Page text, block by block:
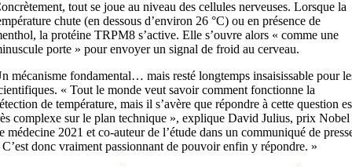
tout se joue au niveau des cellules nerveuses. Lorsque la
chute (en dessous d’environ 26 °C) ou en présence de
la protéine TRPM8 s’active. Elle s’ouvre alors « comme une
porte » pour envoyer un signal de froid au cerveau.
mécanisme fondamental… mais resté longtemps insaisissable pour
« Tout le monde veut savoir comment fonctionne la
de température, mais il s’avère que répondre à cette question
complexe sur le plan technique », explique David Julius, prix Nobel
médecine 2021 et co-auteur de l’étude dans un communiqué de
donc vraiment passionnant de pouvoir enfin y répondre. »